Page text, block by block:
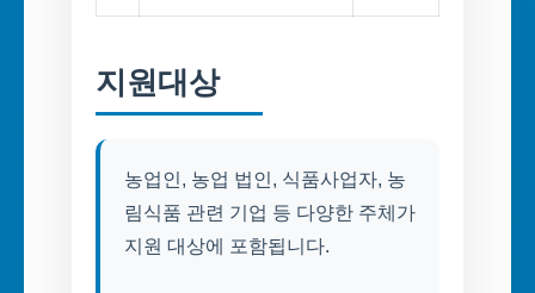
지원대상
농업인, 농업 법인, 식품사업자, 농
림식품 관련 기업 등 다양한 주체가
지원 대상에 포함됩니다.